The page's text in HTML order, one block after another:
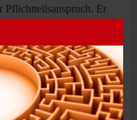
Pflichtteilsanspruch. Er
zu
als Erwerb von
daran nicht mehr fest.§ 3
Erwerbe klar auf und ist